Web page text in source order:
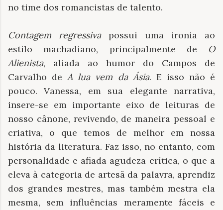
no time dos romancistas de talento.
Contagem regressiva possui uma ironia ao
estilo machadiano, principalmente de O
Alienista, aliada ao humor do Campos de
Carvalho deA lua vem da Ásia. E isso não é
pouco. Vanessa, em sua elegante narrativa,
insere-se em importante eixo de leituras de
nosso cânone, revivendo, de maneira pessoal e
criativa, o que temos de melhor em nossa
história da literatura. Faz isso, no entanto, com
personalidade e afiada agudeza crítica, o que a
eleva à categoria de artesã da palavra, aprendiz
dos grandes mestres, mas também mestra ela
mesma, sem influências meramente fáceis e